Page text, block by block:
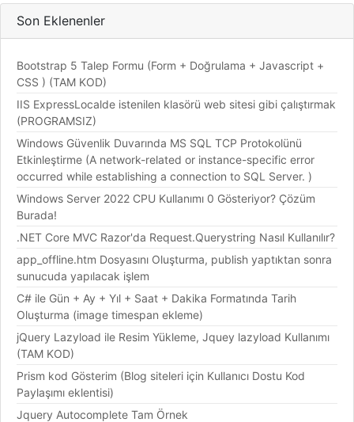
Son Eklenenler
Bootstrap 5 Talep Formu (Form + Doğrulama + Javascript +
CSS ) (TAM KOD)
IIS ExpressLocalde istenilen klasörü web sitesi gibi çalıştırmak
(PROGRAMSIZ)
Windows Güvenlik Duvarında MS SQL TCP Protokolünü
Etkinleştirme (A network-related or instance-specific error
occurred while establishing a connection to SQL Server. )
Windows Server 2022 CPU Kullanımı 0 Gösteriyor? Çözüm
Burada!
.NET Core MVC Razor'da Request.Querystring Nasıl Kullanılır?
app_offline.htm Dosyasını Oluşturma, publish yaptıktan sonra
sunucuda yapılacak işlem
C# ile Gün + Ay + Yıl + Saat + Dakika Formatında Tarih
Oluşturma (image timespan ekleme)
jQuery Lazyload ile Resim Yükleme, Jquey lazyload Kullanımı
(TAM KOD)
Prism kod Gösterim (Blog siteleri için Kullanıcı Dostu Kod
Paylaşımı eklentisi)
Jquery Autocomplete Tam Örnek